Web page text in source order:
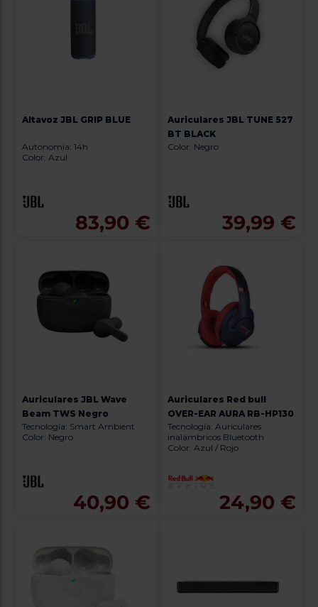
Altavoz JBL GRIP BLUE
Autonomía: 14h
Color: Azul
83,90 €
Auriculares JBL TUNE 527
BT BLACK
Color: Negro
39,99 €
Auriculares JBL Wave
Beam TWS Negro
Tecnología: Smart Ambient
Color: Negro
40,90 €
Auriculares Red bull
OVER-EAR AURA RB-HP130
Tecnología: Auriculares
inalámbricos Bluetooth
Color: Azul / Rojo
24,90 €